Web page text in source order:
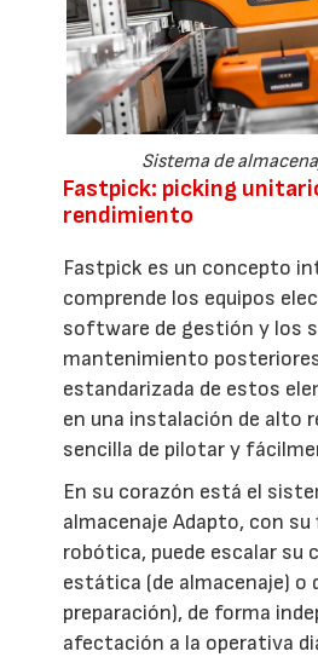
Sistema de
Fastpick: picking
rendimiento
Fastpick es un concepto
comprende los equipos
software de gestión y los
mantenimiento
estandarizada de estos
en una instalación de alto
sencilla de pilotar y
En su corazón está el
almacenaje Adapto, con
robótica, puede escalar su
estática (de almacenaje) o
preparación), de forma
afectación a la operativa